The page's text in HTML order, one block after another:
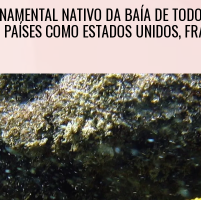
NATIVO DA BAÍA DE
COMO ESTADOS UNIDOS,